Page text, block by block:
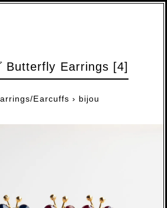
Butterfly Earrings [4]
Earcuffs › bijou